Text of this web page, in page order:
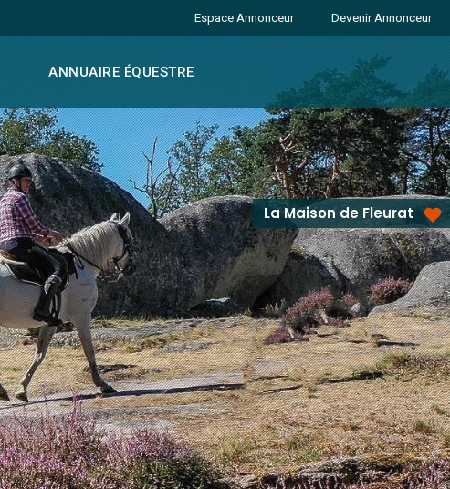
ANNUAIRE ÉQUESTRE
Espace Annonceur Devenir Annonceur
La Maison de Fleurat